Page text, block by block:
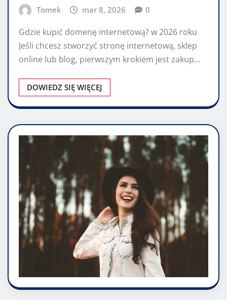
Tomek mar 8, 2026 0
Gdzie kupić domenę internetową? w 2026 roku
Jeśli chcesz stworzyć stronę internetową, sklep
online lub blog, pierwszym krokiem jest zakup…
DOWIEDZ SIĘ WIĘCEJ